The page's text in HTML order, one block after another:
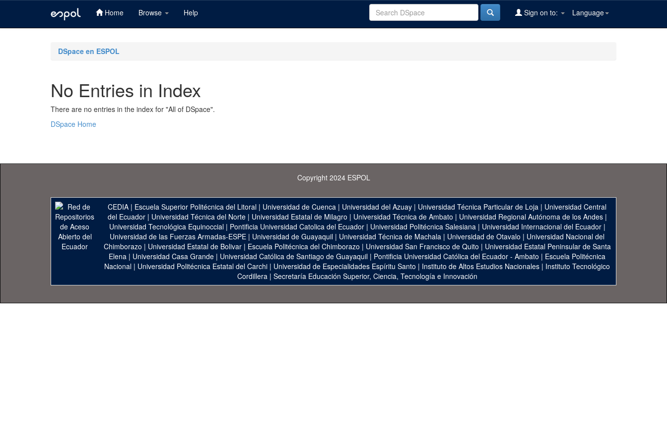
Home Browse Help Language
Sign on to:
DSpace en ESPOL
No Entries in Index
There are no entries in the index for "All of DSpace".
DSpace Home
Copyright 2024 ESPOL
CEDIA | Escuela Superior Politécnica del Litoral | Universidad de Cuenca | Universidad del Azuay | Universidad Técnica Particular de Loja | Universidad Central
del Ecuador| Universidad Técnica del Norte| Universidad Estatal de Milagro | Universidad Técnica de Ambato | Universidad Regional Autónoma de los Andes|
Universidad Tecnológica Equinoccial| Pontificia Universidad Catolica del Ecuador| Universidad Politécnica Salesiana| Universidad Internacional del Ecuador|
Universidad de las Fuerzas Armadas-ESPE | Universidad de Guayaquil | Universidad Técnica de Machala | Universidad de Otavalo | Universidad Nacional del
Chimborazo | Universidad Estatal de Bolivar| Escuela Politécnica del Chimborazo | Universidad San Francisco de Quito | Universidad Estatal Peninsular de Santa
Elena | Universidad Casa Grande | Universidad Católica de Santiago de Guayaquil | Pontificia Universidad Católica del Ecuador - Ambato | Escuela Politécnica
Nacional | Universidad Politécnica Estatal del Carchi | Universidad de Especialidades Espíritu Santo | Instituto de Altos Estudios Nacionales | Instituto Tecnológico
Cordillera| Secretaría Educación Superior, Ciencia, Tecnología e Innovación